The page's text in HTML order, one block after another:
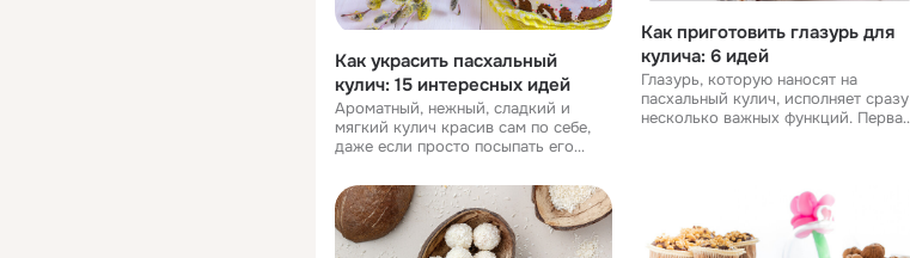
Как украсить пасхальный
кулич: 15 интересных идей
Ароматный, нежный, сладкий и
мягкий кулич красив сам по себе,
даже если просто посыпать его
простой сахарной глазурью. Но
если вы хотите дополнительно
декорировать выпечку,
Как приготовить глазурь для
кулича: 6 идей
Глазурь, которую наносят на
пасхальный кулич, исполняет сразу
несколько важных функций. Первая,